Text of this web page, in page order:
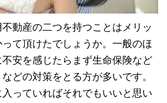
動産の二つを持つことはメリッ
って頂けたでしょうか。一般のほ
安を感じたらまず生命保険など
どの対策をとる方が多いです。
っていればそれでもいいと思い